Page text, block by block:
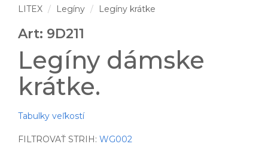
LITEX Legíny Legíny krátke
Art: 9D211
Legíny dámske
krátke.
Tabulky veľkostí
FILTROVAŤ STRIH: WG002